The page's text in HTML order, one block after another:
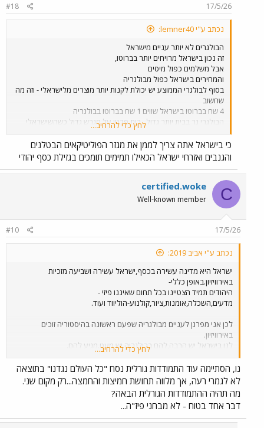
Cost of Living Comparison Between Tel Aviv-Yafo, Israel And Sofia, Bulgaria
www.numbeo.com
17/5/26
#18
נכתב ע"י lemner40:
הבולגרים לא יותר עניים מישראל
זה נכון בישראל מרויחים יותר בברוטו,
אבל משלמים כפול מיסים
והמחירים בישראל כפול מבולגריה
בסוף לבולגרי הממוצע יש יכולת לקנות יותר מוצרים מלישראלי - וזה מה
שחשוב
4 שח בברוטו בישראל שווים 1 שח בברוטו בבולגריה
הבולגרי גר בבית יותר גדול , בית פרטי על מגרש גדול כשהשישראלי
הנה כמה נתונים
החוב הלאומי של ישראל : 370 מיליארד דולר, החוב הלאומי של בולגריה
: 39 מיליארד דולר
הבולגרים יש שטח של 110 אלף קמר עם רק 6 מיליון איש
בישראל מצטופפים 10 מיליון על שטח של 20 אלף.
תסתכל על השוואת מחירים בן תל אביב לסופיה , ותבין שהישראלים לא
יותר עשירים
Cost of Living Comparison Between Tel Aviv-Yafo, Israel And Sofia, Bulgaria
www.numbeo.com
לחץ כדי להרחיב...
כי בישראל אתה צריך לממן את מגזר הפוליטיקאים הבטלנים
והגנבים ואזרחי ישראל הכאילו תמימים תומכים בגזילת כסף יהודי
C
certified.woke
Well-known member
17/5/26
#10
נכתב ע"י אביב 2019:
ישראל היא מדינה עשירה בכסף,ישראל עשירה ושביעה מזכיות
באירוויזיון.באופן כללי-
היהודים תמיד הצטיינו בכל תחום שאיננו פיזי -
מדעים,השכלה,אומנות,ציור,קולנוע-הוליווד ועוד.
לכן אני מפרגן לעניים מבולגריה שפעם ראשונה בהיסטוריה זוכים
באירוויזיון.
לנו בישראל יש הרבה,להם בבולגריה יש מעט.מגיע להם.
הערה:סופסוף,יש מדינה באירופה שאיננה אנטישמית.האירוויזיון בבולגריה
שנה הבאה,יעבור חלק
בלי קריאות בוז,כי העם הבולגרי תמיד היה נוח ליהודים.##
לחץ כדי להרחיב...
נו, הסתיימה עוד התמודדות גורלית נסח "כל העולם נגדנו" בתוצאה
לא לגמרי רעה, אך מלווה תחושת חמיצות והחמצה...רק מקום שני.
מה תהיה ההתמודדות הגורלית הבאה?
דבר אחד בטוח - לא מבחני פיז"ה...